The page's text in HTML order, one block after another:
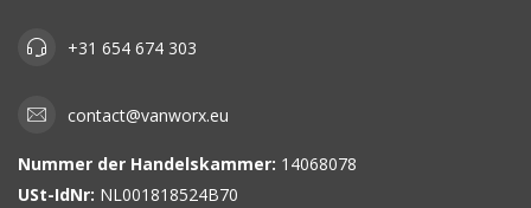
+31 654 674 303
contact@vanworx.eu
Nummer der Handelskammer: 14068078
USt-IdNr: NL001818524B70